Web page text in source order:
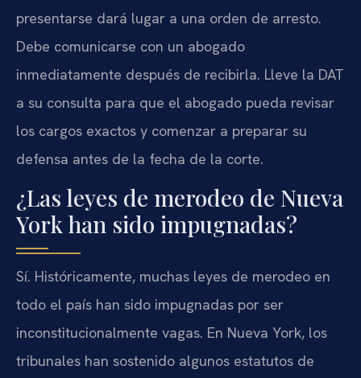
presentarse dará lugar a una orden de arresto.
Debe comunicarse con un abogado
inmediatamente después de recibirla. Lleve la DAT
a su consulta para que el abogado pueda revisar
los cargos exactos y comenzar a preparar su
defensa antes de la fecha de la corte.
¿Las leyes de merodeo de Nueva
York han sido impugnadas?
Sí. Históricamente, muchas leyes de merodeo en
todo el país han sido impugnadas por ser
inconstitucionalmente vagas. En Nueva York, los
tribunales han sostenido algunos estatutos de